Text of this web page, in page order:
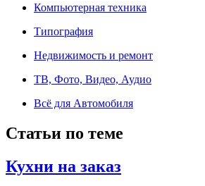
Компьютерная техника
Типография
Недвижимость и ремонт
ТВ, Фото, Видео, Аудио
Всё для Автомобиля
Статьи по теме
Кухни на заказ